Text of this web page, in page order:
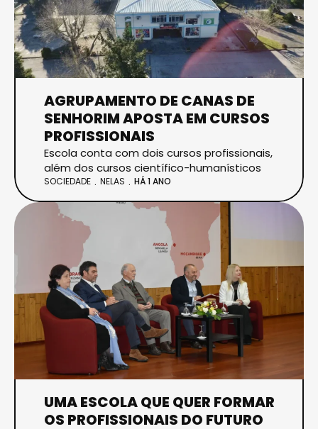
AGRUPAMENTO DE CANAS DE
SENHORIM APOSTA EM CURSOS
PROFISSIONAIS
Escola conta com dois cursos profissionais,
além dos cursos científico-humanísticos
SOCIEDADE NELAS HÁ 1 ANO
UMA ESCOLA QUE QUER FORMAR
OS PROFISSIONAIS DO FUTURO